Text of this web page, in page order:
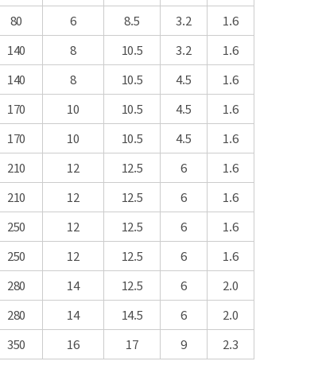
80 6 8.5 3.2
1.6
140 8 10.5 3.2
1.6
140 8 10.5 4.5
1.6
170 10 10.5 4.5
1.6
170 10 10.5 4.5
1.6
210 12 12.5 6
1.6
210 12 12.5 6
1.6
250 12 12.5 6
1.6
250 12 12.5 6
1.6
280 14 12.5 6
2.0
280 14 14.5 6
2.0
350 16 17 9 2.3